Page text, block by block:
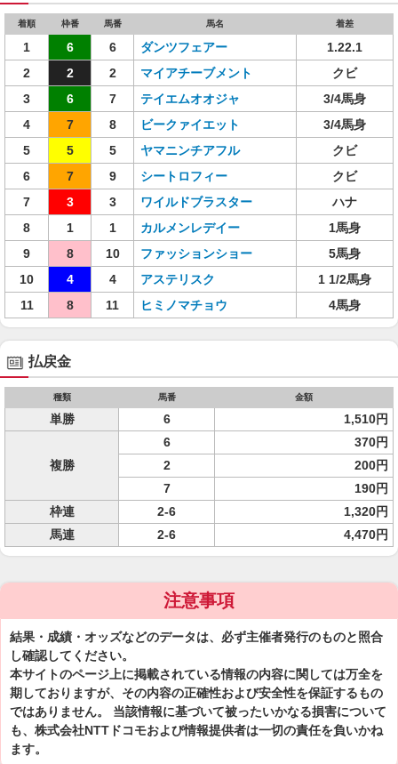
着順 枠番 馬番 馬名 着差
1 6 6 ダンツフェアー
1.22.1
2
2 2 マイアチーブメント
クビ
3
6 7 テイエムオオジャ
3/4馬身
4
7 8 ビークァイエット
3/4馬身
5
5 5 ヤマニンチアフル
クビ
6
7 9 シートロフィー
クビ
7
3 3 ワイルドブラスター
ハナ
8
1 1 カルメンレデイー
1馬身
9
8 10 ファッションショー
5馬身
10
4 4 アステリスク
1 1/2馬身
11
8 11 ヒミノマチョウ 4馬身
払戻金
種類 馬番 金額
単勝 6 1,510円
複勝
6
370円
2
200円
7
190円
枠連
2-6
1,320円
馬連
2-6 4,470円
注意事項
結果・成績・オッズなどのデータは、必ず主催者発行のものと照合
し確認してください。
本サイトのページ上に掲載されている情報の内容に関しては万全を
期しておりますが、その内容の正確性および安全性を保証するもの
ではありません。 当該情報に基づいて被ったいかなる損害について
も、株式会社NTTドコモおよび情報提供者は一切の責任を負いかね
ます。